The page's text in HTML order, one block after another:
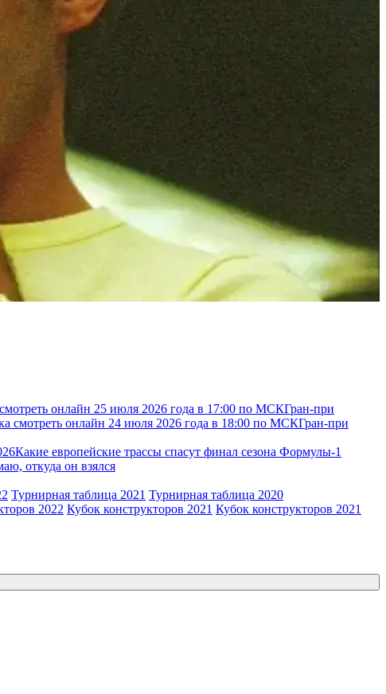
онлайн 25 июля 2026 года в 17:00 по МСКГран-при
смотреть онлайн 24 июля 2026 года в 18:00 по МСКГран-при
Какие европейские трассы спасут финал сезона Формулы-1
откуда он взялся
Турнирная таблица 2021 Турнирная таблица 2020
2022 Кубок конструкторов 2021 Кубок конструкторов 2021